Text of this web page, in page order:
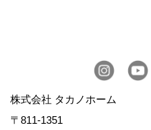
株式会社 タカノホーム
〒811-1351